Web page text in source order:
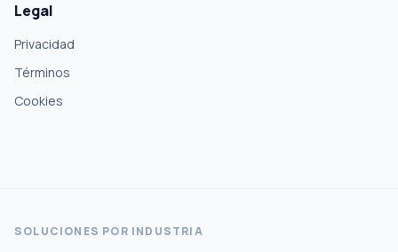
Legal
Privacidad
Términos
Cookies
SOLUCIONES POR INDUSTRIA